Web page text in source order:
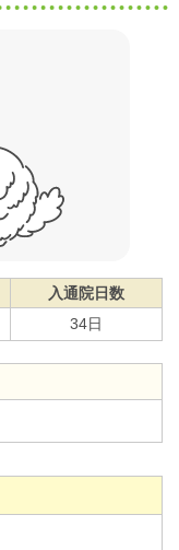
入通院日数
34日